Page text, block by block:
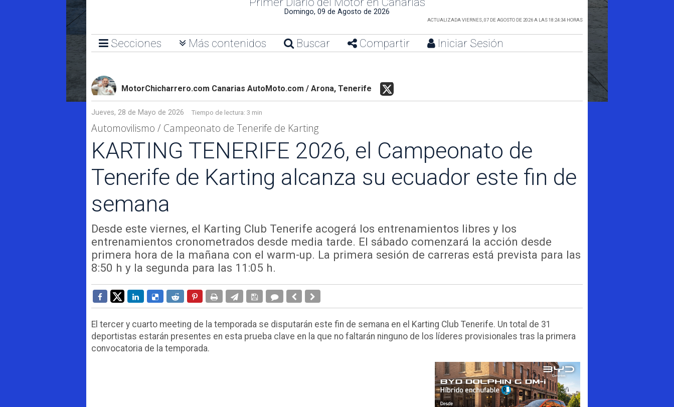
Domingo, 09 de Agosto de 2026
ACTUALIZADA VIERNES, 07 DE AGOSTO DE 2026 A LAS 18:24:34 HORAS
Secciones Más contenidos Buscar Compartir Iniciar Sesión
MotorChicharrero.com Canarias AutoMoto.com / Arona, Tenerife
Jueves, 28 de Mayo de 2026 Tiempo de lectura: 3 min
Automovilismo / Campeonato de Tenerife de Karting
KARTING TENERIFE 2026, el Campeonato de
Tenerife de Karting alcanza su ecuador este fin de
semana
Desde este viernes, el Karting Club Tenerife acogerá los entrenamientos libres y los
entrenamientos cronometrados desde media tarde. El sábado comenzará la acción desde
primera hora de la mañana con el warm-up. La primera sesión de carreras está prevista para las
8:50 h y la segunda para las 11:05 h.
El tercer y cuarto meeting de la temporada se disputarán este fin de semana en el Karting Club Tenerife. Un total de 31
deportistas estarán presentes en esta prueba clave en la que no faltarán ninguno de los líderes provisionales tras la primera
convocatoria de la temporada.